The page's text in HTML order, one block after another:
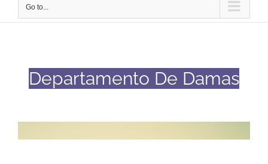
Go to...
Departamento De Damas